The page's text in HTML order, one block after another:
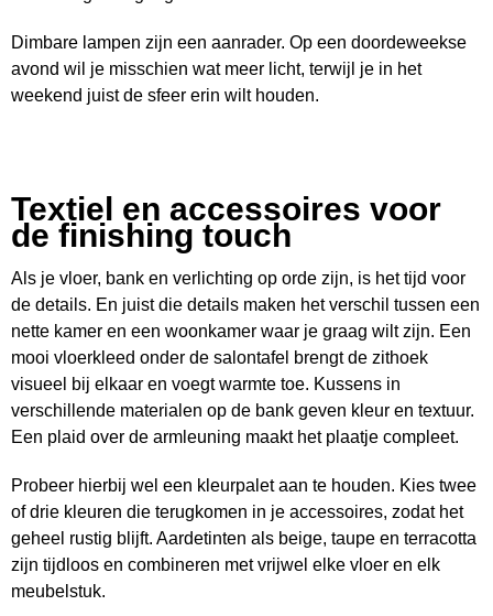
Dimbare lampen zijn een aanrader. Op een doordeweekse
avond wil je misschien wat meer licht, terwijl je in het
weekend juist de sfeer erin wilt houden.
Textiel en accessoires voor
de finishing touch
Als je vloer, bank en verlichting op orde zijn, is het tijd voor
de details. En juist die details maken het verschil tussen een
nette kamer en een woonkamer waar je graag wilt zijn. Een
mooi vloerkleed onder de salontafel brengt de zithoek
visueel bij elkaar en voegt warmte toe. Kussens in
verschillende materialen op de bank geven kleur en textuur.
Een plaid over de armleuning maakt het plaatje compleet.
Probeer hierbij wel een kleurpalet aan te houden. Kies twee
of drie kleuren die terugkomen in je accessoires, zodat het
geheel rustig blijft. Aardetinten als beige, taupe en terracotta
zijn tijdloos en combineren met vrijwel elke vloer en elk
meubelstuk.